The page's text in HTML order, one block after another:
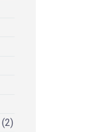
(2)